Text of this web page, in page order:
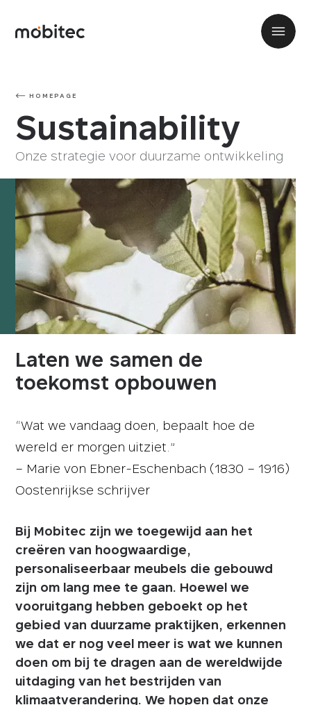
HOMEPAGE
Sustainability
Onze strategie voor duurzame ontwikkeling
Laten we samen de
toekomst opbouwen
“Wat we vandaag doen, bepaalt hoe de
wereld er morgen uitziet.”
– Marie von Ebner-Eschenbach (1830 – 1916)
Oostenrijkse schrijver
Bij Mobitec zijn we toegewijd aan het
creëren van hoogwaardige,
personaliseerbaar meubels die gebouwd
zijn om lang mee te gaan. Hoewel we
vooruitgang hebben geboekt op het
gebied van duurzame praktijken, erkennen
we dat er nog veel meer is wat we kunnen
doen om bij te dragen aan de wereldwijde
uitdaging van het bestrijden van
klimaatverandering. We hopen dat onze